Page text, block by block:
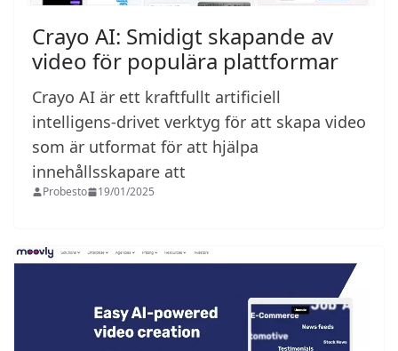
Crayo AI: Smidigt skapande av
video för populära plattformar
Crayo AI är ett kraftfullt artificiell
intelligens-drivet verktyg för att skapa video
som är utformat för att hjälpa
innehållsskapare att
Probesto 19/01/2025